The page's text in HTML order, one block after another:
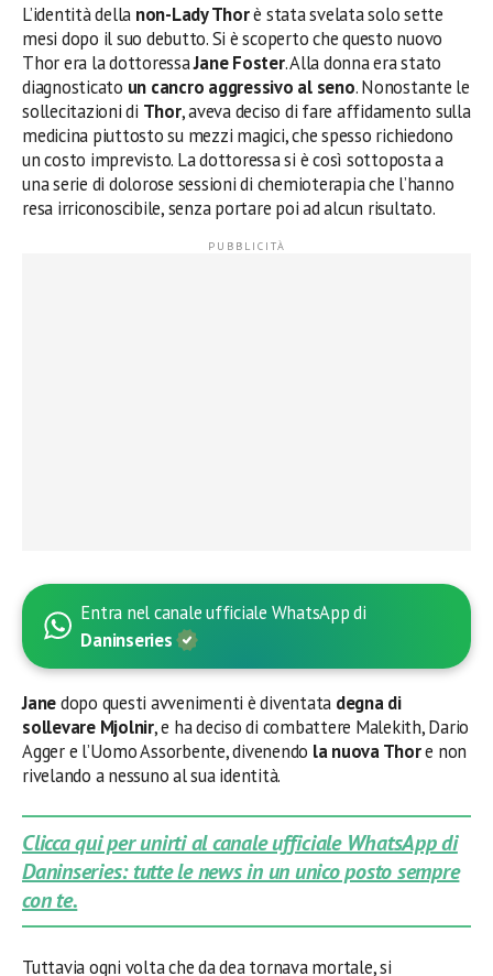
L’identità della non-Lady Thorè stata svelata solo sette
mesi dopo il suo debutto. Si è scoperto che questo nuovo
Thor era la dottoressaJane Foster. Alla donna era stato
diagnosticato un cancro aggressivo al seno. Nonostante le
sollecitazioni di Thor, aveva deciso di fare affidamento sulla
medicina piuttosto su mezzi magici, che spesso richiedono
un costo imprevisto. La dottoressa si è così sottoposta a
una serie di dolorose sessioni di chemioterapia che l’hanno
resa irriconoscibile, senza portare poi ad alcun risultato.
Entra nel canale ufficiale WhatsApp di
Daninseries
Janedopo questi avvenimenti è diventata degna di
sollevare Mjolnir, e ha deciso di combattere Malekith, Dario
Agger e l’Uomo Assorbente, divenendo la nuova Thore non
rivelando a nessuno al sua identità.
Clicca qui per unirti al canale ufficiale WhatsApp di
Daninseries: tutte le news in un unico posto sempre
con te.
Tuttavia ogni volta che da dea tornava mortale, si